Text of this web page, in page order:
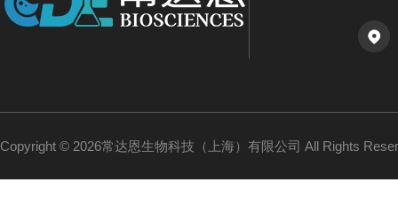
Copyright © 2026常达恩生物科技（上海）有限公司 All Rights